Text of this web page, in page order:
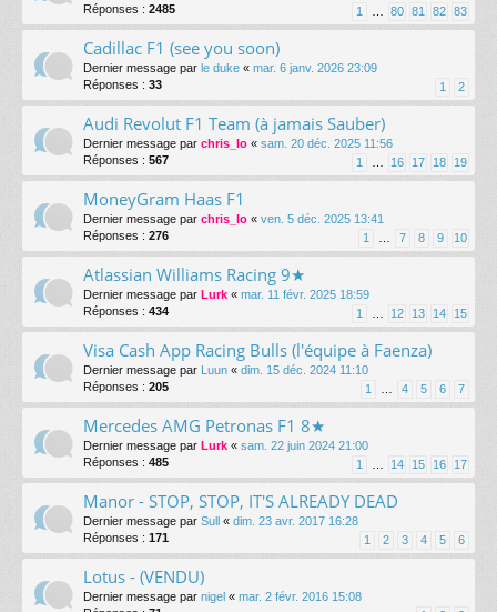
Réponses : 2485 1 80 81 82 83
Cadillac F1 (see you soon)
Dernier message par le duke « mar. 6 janv. 2026 23:09
Réponses : 33 1 2
Audi Revolut F1 Team (à jamais Sauber)
Dernier message par chris_lo « sam. 20 déc. 2025 11:56
Réponses : 567 1 16 17 18 19
MoneyGram Haas F1
Dernier message par chris_lo « ven. 5 déc. 2025 13:41
Réponses : 276 1 7 8 9 10
Atlassian Williams Racing 9★
Dernier message par Lurk « mar. 11 févr. 2025 18:59
Réponses : 434 1 12 13 14 15
Visa Cash App Racing Bulls (l'équipe à Faenza)
Dernier message par Luun « dim. 15 déc. 2024 11:10
Réponses : 205 1 4 5 6 7
Mercedes AMG Petronas F1 8★
Dernier message par Lurk « sam. 22 juin 2024 21:00
Réponses : 485 1 14 15 16 17
Manor - STOP, STOP, IT'S ALREADY DEAD
Dernier message par Sull « dim. 23 avr. 2017 16:28
Réponses : 171 1 2 3 4 5 6
Lotus - (VENDU)
Dernier message par nigel « mar. 2 févr. 2016 15:08